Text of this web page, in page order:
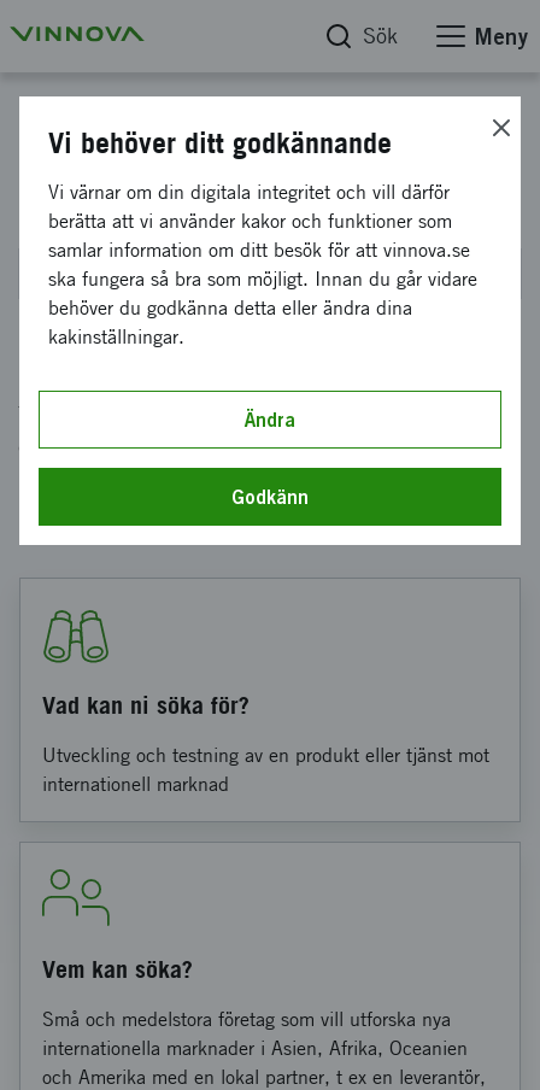
Sök Meny
Eureka Innowwide call 5
Öppnar den 1 oktober 2026
företag för att bedöma genomförbarheten av
era forsknings- eller kommersiella ambitioner
Vad kan ni söka för?
Utveckling och testning av en produkt eller tjänst mot
internationell marknad
Vem kan söka?
Små och medelstora företag som vill utforska nya
internationella marknader i Asien, Afrika, Oceanien
och Amerika med en lokal partner, t ex en leverantör,
Vi behöver ditt godkännande
Vi värnar om din digitala integritet och vill därför
berätta att vi använder kakor och funktioner som
samlar information om ditt besök för att vinnova.se
ska fungera så bra som möjligt. Innan du går vidare
behöver du godkänna detta eller ändra dina
kakinställningar.
Ändra
Godkänn